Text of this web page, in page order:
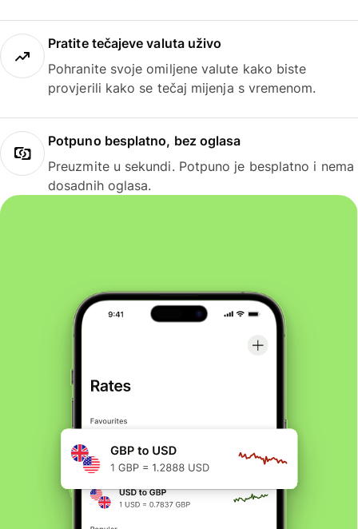
Pratite tečajeve valuta uživo
Pohranite svoje omiljene valute kako biste
provjerili kako se tečaj mijenja s vremenom.
Potpuno besplatno, bez oglasa
Preuzmite u sekundi. Potpuno je besplatno i nema
dosadnih oglasa.